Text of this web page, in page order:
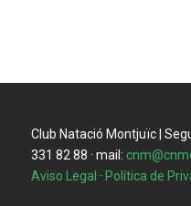
Club Natació Montjuïc |
331 82 88 · mail:
Aviso Legal · Política de